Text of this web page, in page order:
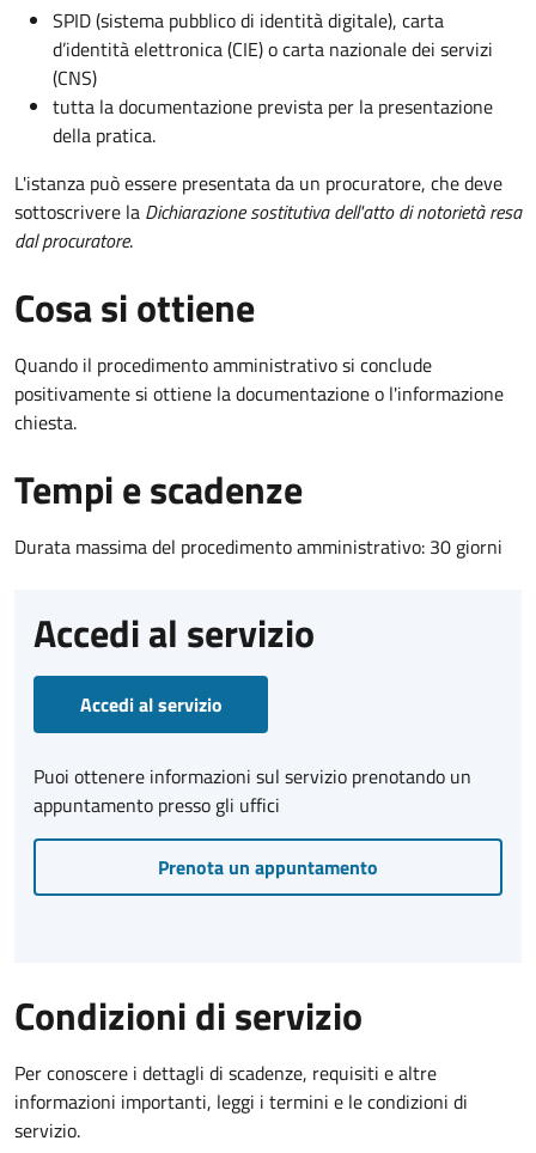
SPID (sistema pubblico di identità digitale), carta
d’identità elettronica (CIE) o carta nazionale dei servizi
(CNS)
tutta la documentazione prevista per la presentazione
della pratica.
L'istanza può essere presentata da un procuratore, che deve
sottoscrivere la Dichiarazione sostitutiva dell'atto di notorietà resa
dal procuratore.
Cosa si ottiene
Quando il procedimento amministrativo si conclude
positivamente si ottiene la documentazione o l'informazione
chiesta.
Tempi e scadenze
Durata massima del procedimento amministrativo: 30 giorni
Accedi al servizio
Accedi al servizio
Puoi ottenere informazioni sul servizio prenotando un
appuntamento presso gli uffici
Prenota un appuntamento
Condizioni di servizio
Per conoscere i dettagli di scadenze, requisiti e altre
informazioni importanti, leggi i termini e le condizioni di
servizio.